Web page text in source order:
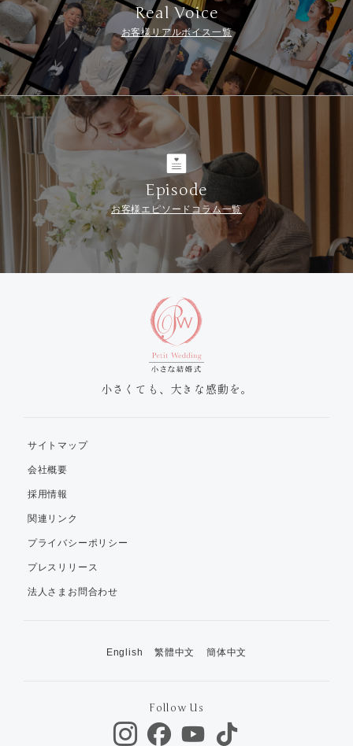
Real Voice
お客様リアルボイス一覧
Episode
お客様エピソードコラム一覧
小さくても、大きな感動を。
サイトマップ
会社概要
採用情報
関連リンク
プライバシーポリシー
プレスリリース
法人さまお問合わせ
English 繁體中文 簡体中文
Follow Us